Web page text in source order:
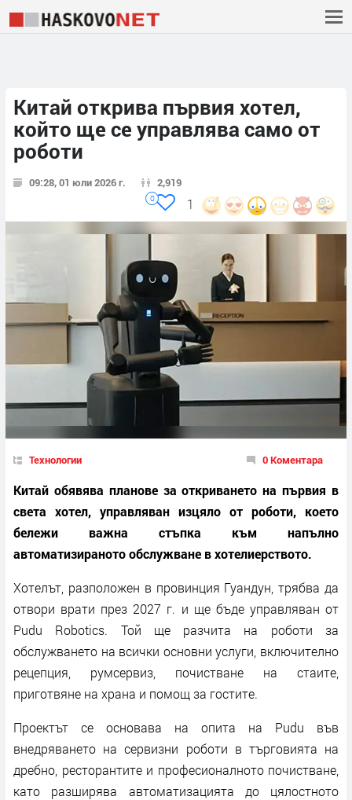
Китай открива първия хотел,
който ще се управлява само от
роботи
09:28, 01 юли 2026 г. 2,919
1
0
Технологии 0 Коментара
Китай обявява планове за откриването на първия в
света хотел, управляван изцяло от роботи, което
бележи важна стъпка към напълно
автоматизираното обслужване в хотелиерството.
Хотелът, разположен в провинция Гуандун, трябва да
отвори врати през 2027 г. и ще бъде управляван от
Pudu Robotics. Той ще разчита на роботи за
обслужването на всички основни услуги, включително
рецепция, румсервиз, почистване на стаите,
приготвяне на храна и помощ за гостите.
Проектът се основава на опита на Pudu във
внедряването на сервизни роботи в търговията на
дребно, ресторантите и професионалното почистване,
като разширява автоматизацията до цялостното